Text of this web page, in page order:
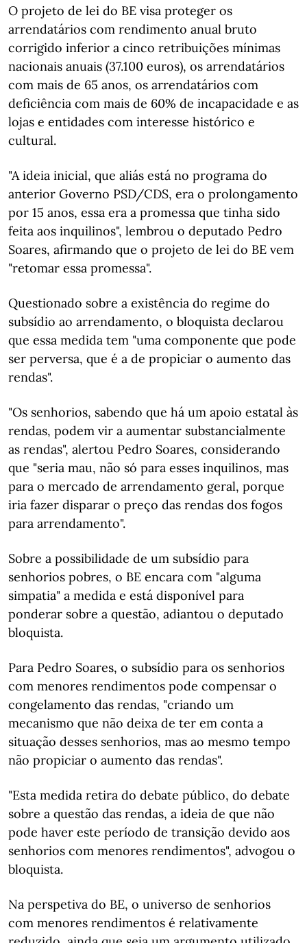
O projeto de lei do BE visa proteger os
arrendatários com rendimento anual bruto
corrigido inferior a cinco retribuições mínimas
nacionais anuais (37.100 euros), os arrendatários
com mais de 65 anos, os arrendatários com
deficiência com mais de 60% de incapacidade e as
lojas e entidades com interesse histórico e
cultural.
"A ideia inicial, que aliás está no programa do
anterior Governo PSD/CDS, era o prolongamento
por 15 anos, essa era a promessa que tinha sido
feita aos inquilinos", lembrou o deputado Pedro
Soares, afirmando que o projeto de lei do BE vem
"retomar essa promessa".
Questionado sobre a existência do regime do
subsídio ao arrendamento, o bloquista declarou
que essa medida tem "uma componente que pode
ser perversa, que é a de propiciar o aumento das
rendas".
"Os senhorios, sabendo que há um apoio estatal às
rendas, podem vir a aumentar substancialmente
as rendas", alertou Pedro Soares, considerando
que "seria mau, não só para esses inquilinos, mas
para o mercado de arrendamento geral, porque
iria fazer disparar o preço das rendas dos fogos
para arrendamento".
Sobre a possibilidade de um subsídio para
senhorios pobres, o BE encara com "alguma
simpatia" a medida e está disponível para
ponderar sobre a questão, adiantou o deputado
bloquista.
Para Pedro Soares, o subsídio para os senhorios
com menores rendimentos pode compensar o
congelamento das rendas, "criando um
mecanismo que não deixa de ter em conta a
situação desses senhorios, mas ao mesmo tempo
não propiciar o aumento das rendas".
"Esta medida retira do debate público, do debate
sobre a questão das rendas, a ideia de que não
pode haver este período de transição devido aos
senhorios com menores rendimentos", advogou o
bloquista.
Na perspetiva do BE, o universo de senhorios
com menores rendimentos é relativamente